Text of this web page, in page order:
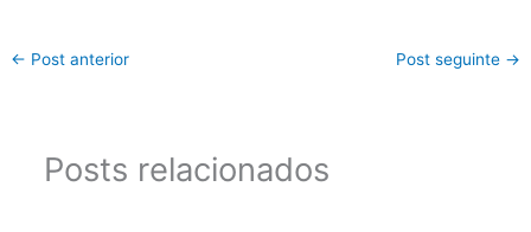
← Post anterior Post seguinte →
Posts relacionados